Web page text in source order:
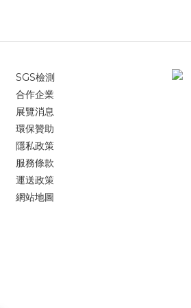
SGS檢測
合作企業
展覽消息
環保贊助
隱私政策
服務條款
運送政策
網站地圖